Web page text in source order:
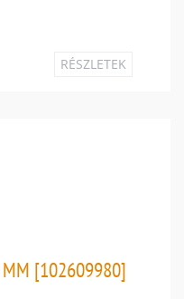
RÉSZLETEK
MM [102609980]